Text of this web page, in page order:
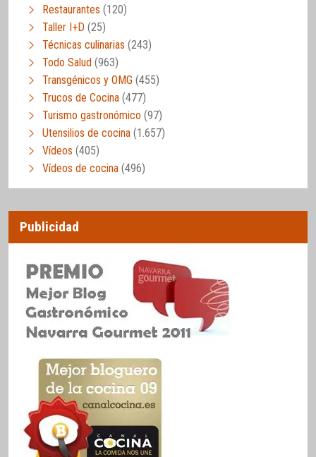
Restaurantes (120)
Taller I+D (25)
Técnicas culinarias (243)
Todo Salud (963)
Transgénicos y OMG (455)
Trucos de Cocina (477)
Turismo gastronómico (97)
Utensilios de cocina (1.657)
Vídeos (405)
Vídeos de cocina (496)
Publicidad